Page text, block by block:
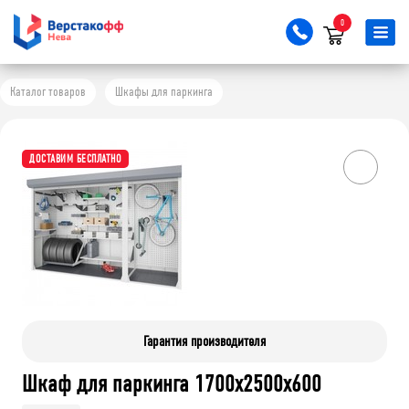
0
Каталог товаров Шкафы для паркинга
ДОСТАВИМ БЕСПЛАТНО
Гарантия производителя
Шкаф для паркинга 1700x2500x600